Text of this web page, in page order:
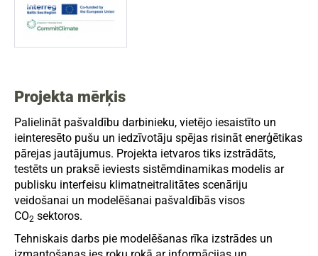
Projekta mērķis
Palielināt pašvaldību darbinieku, vietējo iesaistīto un
ieinteresēto pušu un iedzīvotāju spējas risināt enerģētikas
pārejas jautājumus. Projekta ietvaros tiks izstrādāts,
testēts un praksē ieviests sistēmdinamikas modelis ar
publisku interfeisu klimatneitralitātes scenāriju
veidošanai un modelēšanai pašvaldībās visos
CO2 sektoros.
Tehniskais darbs pie modelēšanas rīka izstrādes un